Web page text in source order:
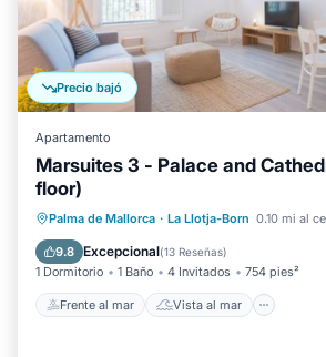
Precio bajó
Apartamento
Marsuites 3 - Palace and
floor)
Palma de Mallorca · La Llotja-Born 0.10 mi al
9.8 Excepcional(13 Reseñas)
1 Dormitorio 1 Baño 4 Invitados 754 pies²
Frente al mar Vista al mar
Frente al mar
Vista al mar
Balcón/Terraza